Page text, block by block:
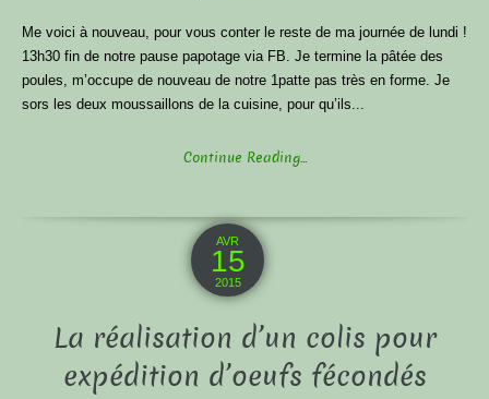
Me voici à nouveau, pour vous conter le reste de ma journée de lundi !
13h30 fin de notre pause papotage via FB. Je termine la pâtée des
poules, m’occupe de nouveau de notre 1patte pas très en forme. Je
sors les deux moussaillons de la cuisine, pour qu’ils...
Continue Reading...
AVR
15
2015
La réalisation d’un colis pour
expédition d’oeufs fécondés